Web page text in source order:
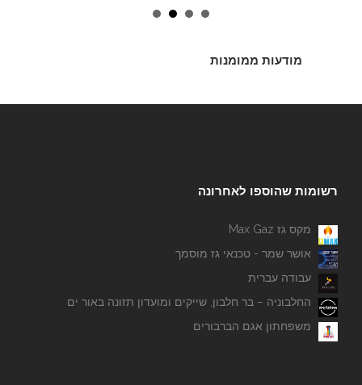
מודעות ממומנות
רשומות שהוספו לאחרונה
מקס גז Max Gaz
אושר שמר - טכנאי גז מוסמך
עבודה עברית
החלבוניה – בר חלבון, שייקים ומועדון תזונה באור ים
משפחתון אגם הברבורים